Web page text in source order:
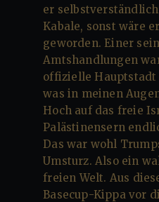
er
Kabale, sonst wäre
geworden. Einer
Amtshandlungen
offizielle
was in meinen
Hoch auf das freie
Palästinensern
Das war wohl
Umsturz. Also ein
freien Welt. Aus
Basecup-Kippa vor